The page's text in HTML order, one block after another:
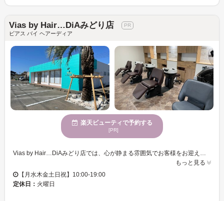
Vias by Hair…DiAみどり店
ビアス バイ ヘアーディア
楽天ビューティで予約する
[PR]
Vias by Hair…DiAみどり店では、心が静まる雰囲気でお客様をお迎えします。幅広い年齢層の皆様にご利用いただけるサロンです。トレンドと個性を融合したカラーの提案が得意で、最適なヘアスタイルを提供します。髪色に関するお悩みを持つ方にも、熟練した美容プロフェッショナルが丁寧に対応いたします。また、お子様連れの方も安心してご来店いただけるよう、お子様向け設備が整っており、駐車場も完備しております。Vias by Hair…DiAみどり店で、理想の自分を実現してください。心地よい空間で、リラックスしながら新しい自分を楽しんでください。
もっと見る
【月水木金土日祝】10:00-19:00
定休日： 火曜日